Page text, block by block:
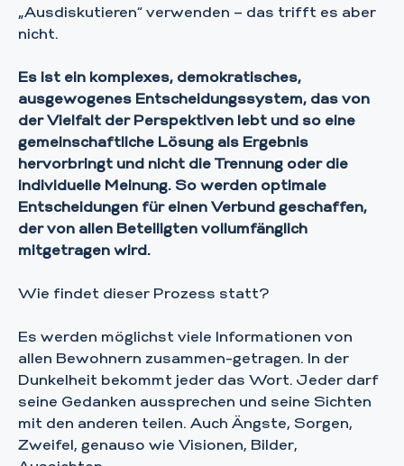
„Ausdiskutieren“ verwenden – das trifft es aber
nicht.
Es ist ein komplexes, demokratisches,
ausgewogenes Entscheidungssystem, das von
der Vielfalt der Perspektiven lebt und so eine
gemeinschaftliche Lösung als Ergebnis
hervorbringt und nicht die Trennung oder die
individuelle Meinung. So werden optimale
Entscheidungen für einen Verbund geschaffen,
der von allen Beteiligten vollumfänglich
mitgetragen wird.
Wie findet dieser Prozess statt?
Es werden möglichst viele Informationen von
allen Bewohnern zusammen-getragen. In der
Dunkelheit bekommt jeder das Wort. Jeder darf
seine Gedanken aussprechen und seine Sichten
mit den anderen teilen. Auch Ängste, Sorgen,
Zweifel, genauso wie Visionen, Bilder,